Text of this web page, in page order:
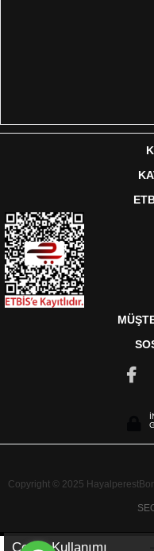
Copyright © 2025
Çerez Kullanımı